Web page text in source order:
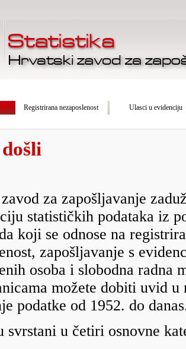
Registrirana nezaposlenost Ulasci u evidenciju
za zapošljavanje
statističkih podataka iz
koji se odnose na
zapošljavanje s
osoba i slobodna radna
možete dobiti uvid u
podatke od 1952. do
svrstani u četiri osnovne